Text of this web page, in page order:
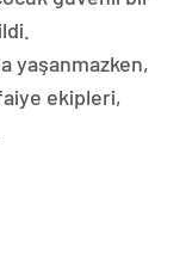
yaşanmazken,
ekipleri,